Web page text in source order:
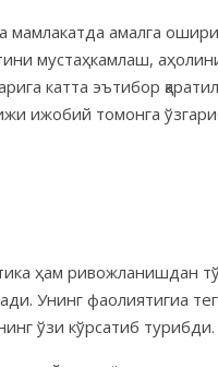
мамлакатда амалга
мустаҳкамлаш,
катта эътибор
ижобий томонга
ҳам ривожланишдан
Унинг фаолиятигиа
ўзи кўрсатиб турибди.